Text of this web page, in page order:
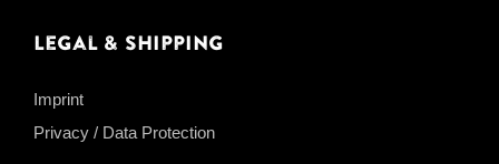
Legal & Shipping
Imprint
Privacy / Data Protection